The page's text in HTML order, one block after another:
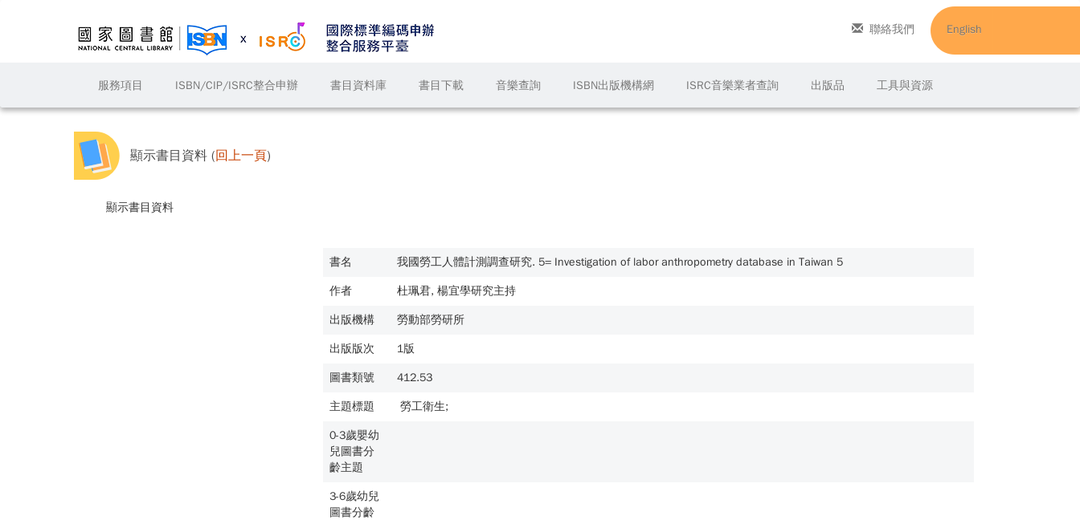
服務項目 ISBN/CIP/ISRC整合申辦 書目資料庫 書目下載 音樂查詢 ISBN出版機構網 ISRC音樂業者查詢 出版品 工具與資源
聯絡我們 English
顯示書目資料 (回上一頁)
顯示書目資料
書名 我國勞工人體計測調查研究. 5= Investigation of labor anthropometry database in Taiwan 5
作者 杜珮君, 楊宜學研究主持
出版機構 勞動部勞研所
出版版次 1版
圖書類號 412.53
主題標題 勞工衛生;
0-3歲嬰幼
兒圖書分
齡主題
3-6歲幼兒
圖書分齡